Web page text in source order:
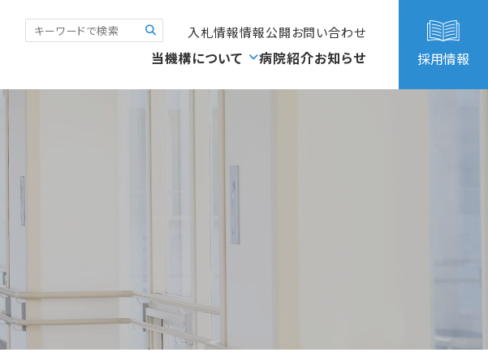
入札情報情報公開お問い合わせ
当機構について 病院紹介お知らせ 採用情報